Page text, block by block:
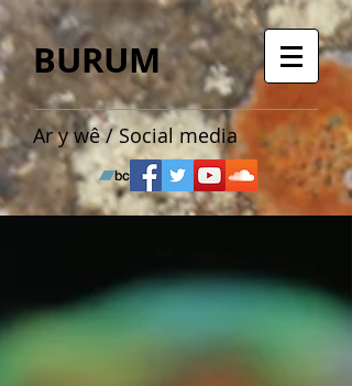
BURUM
Ar y wê / Social media